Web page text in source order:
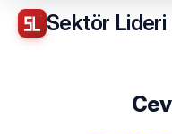
Sektör Lideri